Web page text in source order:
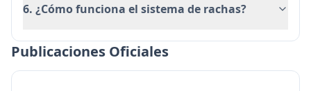
6. ¿Cómo funciona el sistema de rachas?
Publicaciones Oficiales